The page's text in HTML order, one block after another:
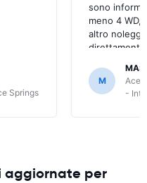
Springs
sono
meno 4 WD,
altro
direttamente
M
Ace
-
aggiornate per